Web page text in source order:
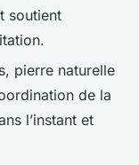
soutient
pierre naturelle
de la
l’instant et